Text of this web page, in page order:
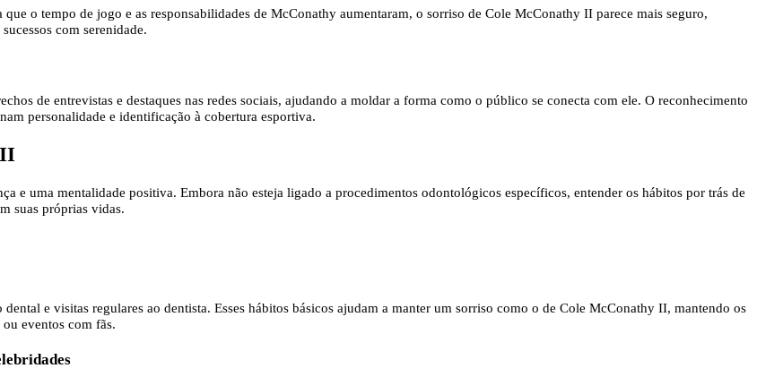
o tempo de jogo e as responsabilidades de McConathy aumentaram, o sorriso de Cole McConathy II parece mais seguro,
com serenidade.
de entrevistas e destaques nas redes sociais, ajudando a moldar a forma como o público se conecta com ele. O reconhecimento
personalidade e identificação à cobertura esportiva.
II
e uma mentalidade positiva. Embora não esteja ligado a procedimentos odontológicos específicos, entender os hábitos por trás de
suas próprias vidas.
e visitas regulares ao dentista. Esses hábitos básicos ajudam a manter um sorriso como o de Cole McConathy II, mantendo os
eventos com fãs.